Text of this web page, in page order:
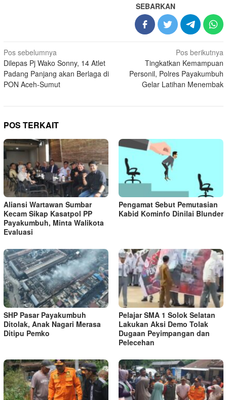
SEBARKAN
Navigasi
pos
Pos sebelumnya
Dilepas Pj Wako Sonny, 14 Atlet
Padang Panjang akan Berlaga di
PON Aceh-Sumut
Pos berikutnya
Tingkatkan Kemampuan
Personil, Polres Payakumbuh
Gelar Latihan Menembak
POS TERKAIT
Aliansi Wartawan Sumbar
Kecam Sikap Kasatpol PP
Payakumbuh, Minta Walikota
Evaluasi
Pengamat Sebut Pemutasian
Kabid Kominfo Dinilai Blunder
SHP Pasar Payakumbuh
Ditolak, Anak Nagari Merasa
Ditipu Pemko
Pelajar SMA 1 Solok Selatan
Lakukan Aksi Demo Tolak
Dugaan Peyimpangan dan
Pelecehan